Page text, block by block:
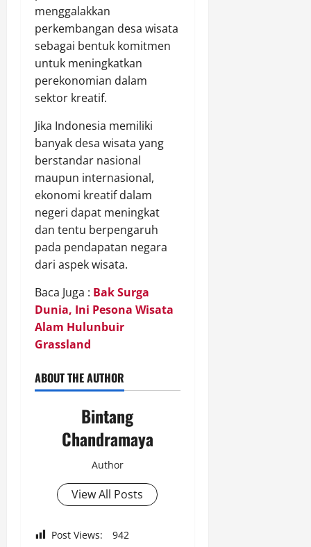
menggalakkan
perkembangan desa wisata
sebagai bentuk komitmen
untuk meningkatkan
perekonomian dalam
sektor kreatif.
Jika Indonesia memiliki
banyak desa wisata yang
berstandar nasional
maupun internasional,
ekonomi kreatif dalam
negeri dapat meningkat
dan tentu berpengaruh
pada pendapatan negara
dari aspek wisata.
Baca Juga : Bak Surga
Dunia, Ini Pesona Wisata
Alam Hulunbuir
Grassland
ABOUT THE AUTHOR
Bintang
Chandramaya
Author
View All Posts
Post Views: 942